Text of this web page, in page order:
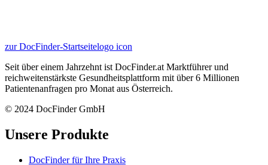
zur DocFinder-Startseitelogo icon
Seit über einem Jahrzehnt ist DocFinder.at Marktführer und
reichweitenstärkste Gesundheitsplattform mit über 6 Millionen
Patientenanfragen pro Monat aus Österreich.
© 2024 DocFinder GmbH
Unsere Produkte
DocFinder für Ihre Praxis